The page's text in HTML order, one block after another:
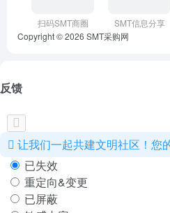
扫码SMT商圈
SMT信息分享
Copyright © 2026 SMT采购网
反馈
让我们一起共建文明社区！您
已失效
重定向&变更
已屏蔽